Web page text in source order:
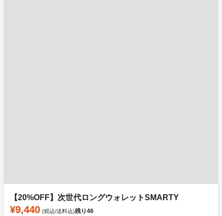
【20%OFF】次世代ロングウォレットSMARTY
¥9,440 (税込/送料込)残り46